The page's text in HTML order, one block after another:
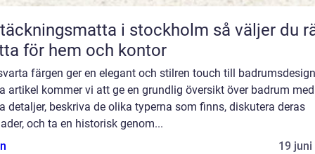
i stockholm så väljer du rätt
för hem och kontor
färgen ger en elegant och stilren touch till
artikel kommer vi att ge en grundlig översikt över badrum med
detaljer, beskriva de olika typerna som finns, diskutera deras
och ta en historisk genom...
19 juni